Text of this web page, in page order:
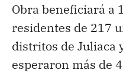
Obra beneficiará a
residentes de 217
distritos de Juliaca
esperaron más de